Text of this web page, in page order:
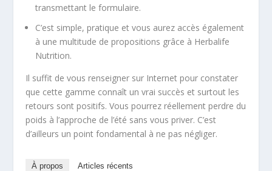
transmettant le formulaire.
C’est simple, pratique et vous aurez accès également
à une multitude de propositions grâce à Herbalife
Nutrition.
Il suffit de vous renseigner sur Internet pour constater
que cette gamme connaît un vrai succès et surtout les
retours sont positifs. Vous pourrez réellement perdre du
poids à l’approche de l’été sans vous priver. C’est
d’ailleurs un point fondamental à ne pas négliger.
À propos Articles récents